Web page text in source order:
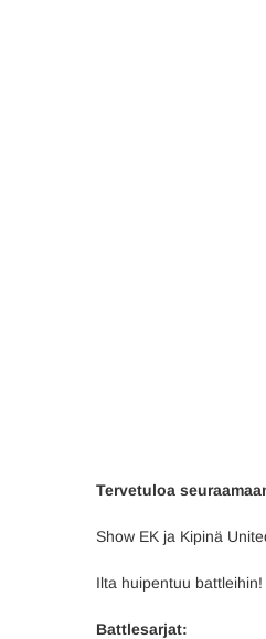
Tervetuloa
Show EK ja Kipinä
Ilta huipentuu battleihin!
Battlesarjat: